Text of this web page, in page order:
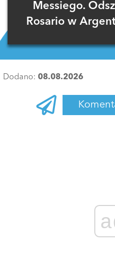
Messiego.
Rosario w
Dodano: 08.08.2026